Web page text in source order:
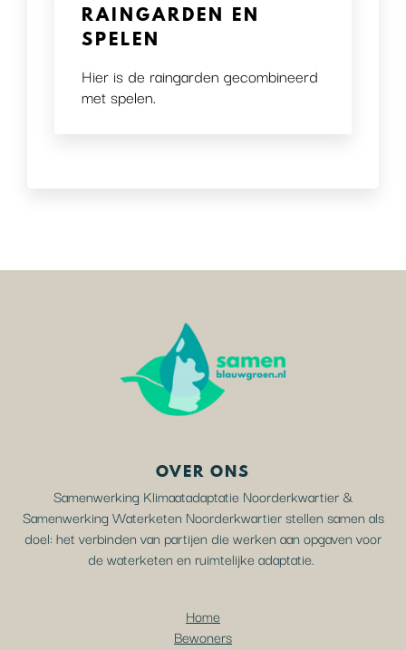
RAINGARDEN EN
SPELEN
Hier is de raingarden gecombineerd
met spelen.
OVER ONS
Samenwerking Klimaatadaptatie Noorderkwartier &
Samenwerking Waterketen Noorderkwartier stellen samen als
doel: het verbinden van partijen die werken aan opgaven voor
de waterketen en ruimtelijke adaptatie.
Home
Bewoners